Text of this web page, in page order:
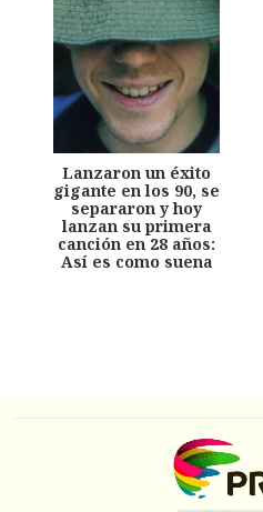
Lanzaron un éxito
gigante en los 90, se
separaron y hoy
lanzan su primera
canción en 28 años:
Así es como suena